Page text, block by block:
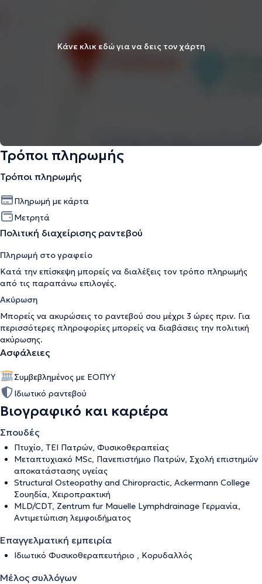
Κάνε κλικ εδώ για να δεις τον χάρτη
Τρόποι πληρωμής
Τρόποι πληρωμής
Πληρωμή με κάρτα
Μετρητά
Πολιτική διαχείρισης ραντεβού
Πληρωμή στο γραφείο
Κατά την επίσκεψη μπορείς να διαλέξεις τον τρόπο πληρωμής
από τις παραπάνω επιλογές.
Ακύρωση
Μπορείς να ακυρώσεις το ραντεβού σου μέχρι 3 ώρες πριν. Για
περισσότερες πληροφορίες μπορείς να διαβάσεις την πολιτική
ακύρωσης.
Ασφάλειες
Συμβεβλημένος με ΕΟΠΥΥ
Ιδιωτικό ραντεβού
Βιογραφικό και καριέρα
Σπουδές
Πτυχίο, ΤΕΙ Πατρών, Φυσικοθεραπείας
Μεταπτυχιακό MSc, Πανεπιστήμιο Πατρών, Σχολή επιστημών
αποκατάστασης υγείας
Structural Osteopathy and Chiropractic, Ackermann College
Σουηδία, Χειροπρακτική
MLD/CDT, Zentrum fur Mauelle Lymphdrainage Γερμανία,
Αντιμετώπιση λεμφοιδήματος
Επαγγελματική εμπειρία
Ιδιωτικό Φυσικοθεραπευτήριο , Κορυδαλλός
Μέλος συλλόγων